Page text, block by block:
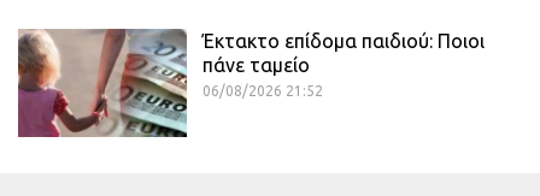
Έκτακτο επίδομα παιδιού: Ποιοι
πάνε ταμείο
06/08/2026 21:52